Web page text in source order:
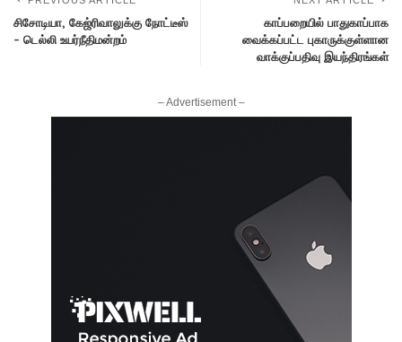
சிசோடி​யா, கேஜ்ரி​வாலுக்கு நோட்டீஸ்
– டெல்லி உயர்நீதிமன்றம்
காப்பறையில் பாதுகாப்பாக
வைக்கப்பட்ட புகாருக்குள்ளான
வாக்குப்பதிவு இயந்திரங்கள்
– Advertisement –